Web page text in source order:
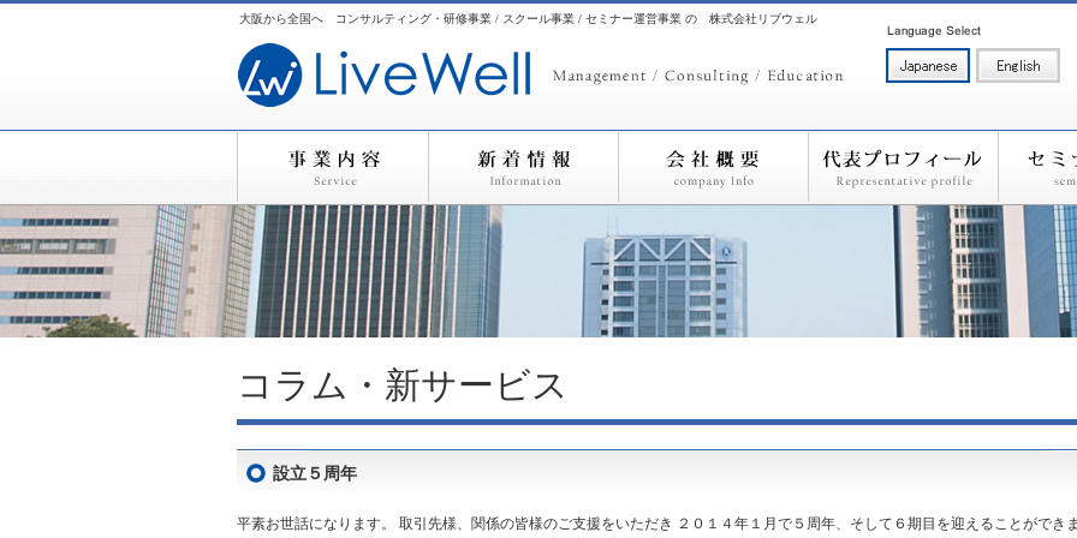
大阪から全国へ コンサルティング・研修事業 / スクール事業 / セミナー運営事業 の 株式会社リブウェル
コラム・新サービス
設立５周年
平素お世話になります。 取引先様、関係の皆様のご支援をいただき ２０１４年１月で５周年、そして６期目を迎えることができ